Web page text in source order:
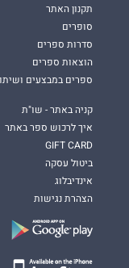
תקנון האתר
סופרים
סדרות ספרים
הוצאות ספרים
ספרים במבצעים
קניה באתר - שו"ת
איך לרכוש ספר באתר
GIFT CARD
ביטול עסקה
אינדיבלוג
הצהרת נגישות